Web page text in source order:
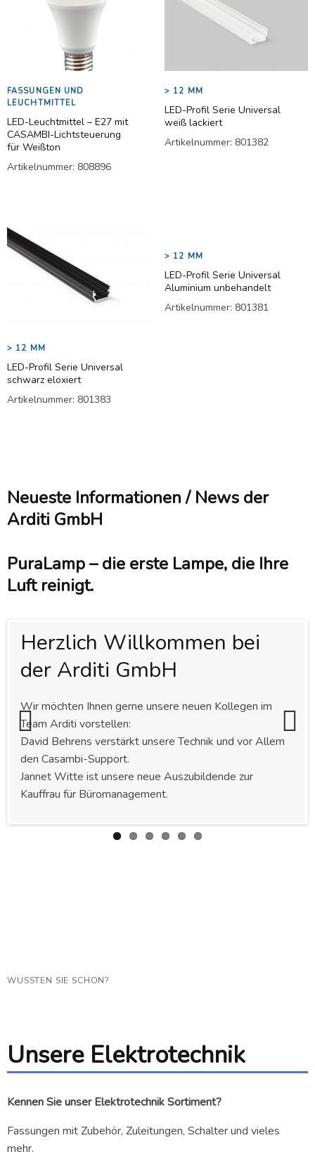
FASSUNGEN UND
LEUCHTMITTEL
LED-Leuchtmittel – E27 mit
CASAMBI-Lichtsteuerung
für Weißton
Artikelnummer: 808896
> 12 MM
LED-Profil Serie Universal
weiß lackiert
Artikelnummer: 801382
> 12 MM
LED-Profil Serie Universal
schwarz eloxiert
Artikelnummer: 801383
> 12 MM
LED-Profil Serie Universal
Aluminium unbehandelt
Artikelnummer: 801381
Neueste Informationen / News der
Arditi GmbH
PuraLamp – die erste Lampe, die Ihre
Luft reinigt.
Herzlich Willkommen bei
der Arditi GmbH
Wir möchten Ihnen gerne unsere neuen Kollegen im
Team Arditi vorstellen:
David Behrens verstärkt unsere Technik und vor Allem
den Casambi-Support.
Jannet Witte ist unsere neue Auszubildende zur
Kauffrau für Büromanagement.
Kurzfassungen im Download
Die Mono-Kollektion:
zwischen Kunst, Design und
Technologie
PURALAMP – die erste
Lampe, die Ihre Luft reinigt
Die Arditi GmbH zeigt sich
sportlich und unterstützt die
Jugend
Der XMoment: Erste
Casambi Sprachsteuerung
Previous Next
WUSSTEN SIE SCHON?
Unsere Elektrotechnik
Kennen Sie unser Elektrotechnik Sortiment?
Fassungen mit Zubehör, Zuleitungen, Schalter und vieles
mehr.